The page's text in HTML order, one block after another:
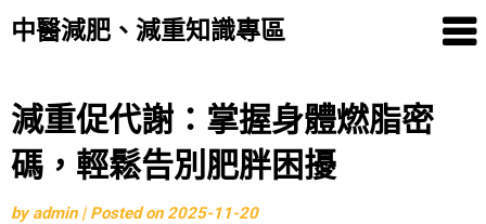
中醫減肥、減重知識專區
Skip
to
content
減重促代謝：掌握身體燃脂密
碼，輕鬆告別肥胖困擾
byadmin | Posted on2025-11-20